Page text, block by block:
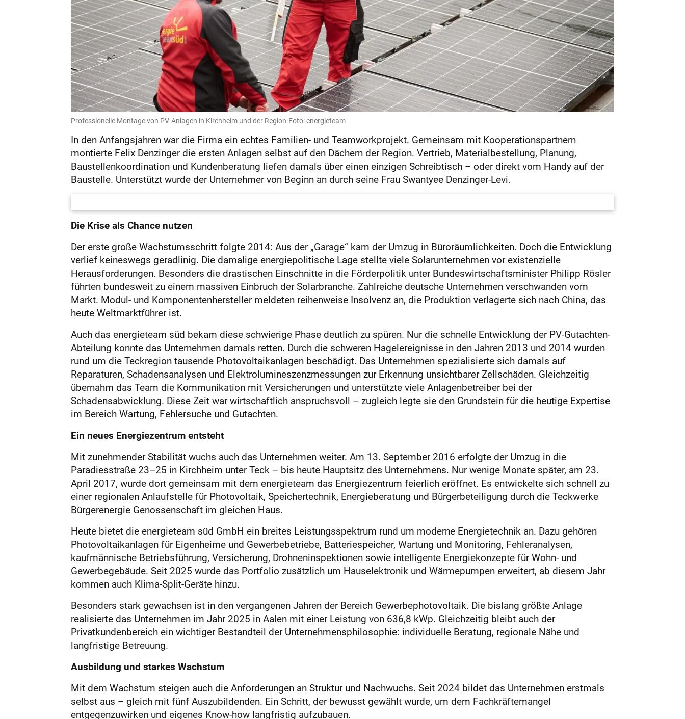
Professionelle Montage von PV-Anlagen in Kirchheim und der Region.Foto: energieteam
In den Anfangsjahren war die Firma ein echtes Familien- und Teamworkprojekt. Gemeinsam mit Kooperationspartnern
montierte Felix Denzinger die ersten Anlagen selbst auf den Dächern der Region. Vertrieb, Materialbestellung, Planung,
Baustellenkoordination und Kundenberatung liefen damals über einen einzigen Schreibtisch – oder direkt vom Handy auf der
Baustelle. Unterstützt wurde der Unternehmer von Beginn an durch seine Frau Swantyee Denzinger-Levi.
Die Krise als Chance nutzen
Der erste große Wachstumsschritt folgte 2014: Aus der „Garage“ kam der Umzug in Büroräumlichkeiten. Doch die Entwicklung
verlief keineswegs geradlinig. Die damalige energiepolitische Lage stellte viele Solarunternehmen vor existenzielle
Herausforderungen. Besonders die drastischen Einschnitte in die Förderpolitik unter Bundeswirtschaftsminister Philipp Rösler
führten bundesweit zu einem massiven Einbruch der Solarbranche. Zahlreiche deutsche Unternehmen verschwanden vom
Markt. Modul- und Komponentenhersteller meldeten reihenweise Insolvenz an, die Produktion verlagerte sich nach China, das
heute Weltmarktführer ist.
Auch das energieteam süd bekam diese schwierige Phase deutlich zu spüren. Nur die schnelle Entwicklung der PV-Gutachten-
Abteilung konnte das Unternehmen damals retten. Durch die schweren Hagelereignisse in den Jahren 2013 und 2014 wurden
rund um die Teckregion tausende Photovoltaikanlagen beschädigt. Das Unternehmen spezialisierte sich damals auf
Reparaturen, Schadensanalysen und Elektrolumineszenzmessungen zur Erkennung unsichtbarer Zellschäden. Gleichzeitig
übernahm das Team die Kommunikation mit Versicherungen und unterstützte viele Anlagenbetreiber bei der
Schadensabwicklung. Diese Zeit war wirtschaftlich anspruchsvoll – zugleich legte sie den Grundstein für die heutige Expertise
im Bereich Wartung, Fehlersuche und Gutachten.
Ein neues ­Energiezentrum ­entsteht
Mit zunehmender Stabilität wuchs auch das Unternehmen weiter. Am 13. September 2016 erfolgte der Umzug in die
Paradiesstraße 23–25 in Kirchheim unter Teck – bis heute Hauptsitz des Unternehmens. Nur wenige Monate später, am 23.
April 2017, wurde dort gemeinsam mit dem energieteam das Energiezentrum feierlich eröffnet. Es entwickelte sich schnell zu
einer regionalen Anlaufstelle für Photovoltaik, Speichertechnik, Energieberatung und Bürgerbeteiligung durch die Teckwerke
Bürgerenergie Genossenschaft im gleichen Haus.
Heute bietet die energieteam süd GmbH ein breites Leistungsspektrum rund um moderne Energietechnik an. Dazu gehören
Photovoltaikanlagen für Eigenheime und Gewerbebetriebe, Batteriespeicher, Wartung und Monitoring, Fehleranalysen,
kaufmännische Betriebsführung, Versicherung, Drohneninspektionen sowie intelligente Energiekonzepte für Wohn- und
Gewerbegebäude. Seit 2025 wurde das Portfolio zusätzlich um Hauselektronik und Wärmepumpen erweitert, ab diesem Jahr
kommen auch Klima-Split-Geräte hinzu.
Besonders stark gewachsen ist in den vergangenen Jahren der Bereich Gewerbephotovoltaik. Die bislang größte Anlage
realisierte das Unternehmen im Jahr 2025 in Aalen mit einer Leistung von 636,8 kWp. Gleichzeitig bleibt auch der
Privatkundenbereich ein wichtiger Bestandteil der Unternehmensphilosophie: individuelle Beratung, regionale Nähe und
langfristige Betreuung.
Ausbildung und starkes Wachstum
Mit dem Wachstum steigen auch die Anforderungen an Struktur und Nachwuchs. Seit 2024 bildet das Unternehmen erstmals
selbst aus – gleich mit fünf Auszubildenden. Ein Schritt, der bewusst gewählt wurde, um dem Fachkräftemangel
entgegenzuwirken und eigenes Know-how langfristig aufzubauen.